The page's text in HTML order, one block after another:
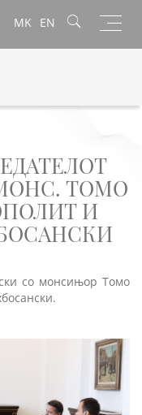
MK EN
ТОМО
И
со монсињор Томо